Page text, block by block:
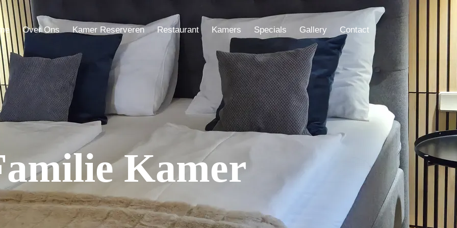
Over Ons Kamer Reserveren Restaurant Kamers Specials Gallery Contact
Kamer